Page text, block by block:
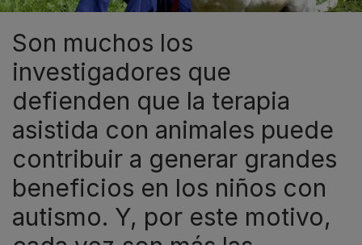
Son muchos los
investigadores que
defienden que la terapia
asistida con animales puede
contribuir a generar grandes
beneficios en los niños con
autismo. Y, por este motivo,